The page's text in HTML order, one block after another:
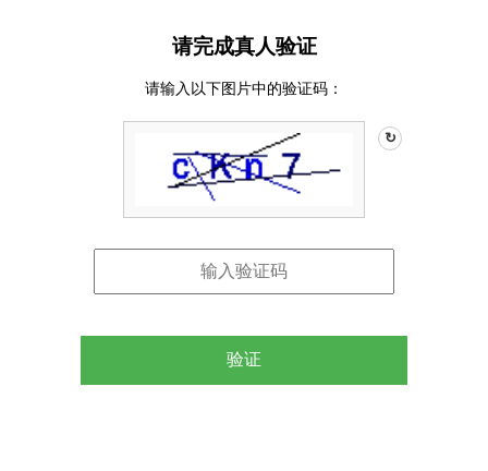
请完成真人验证
请输入以下图片中的验证码：
↻
验证